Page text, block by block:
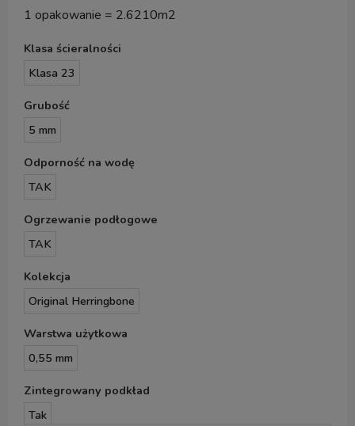
1 opakowanie = 2.6210m2
Klasa ścieralności
Klasa 23
Grubość
5 mm
Odporność na wodę
TAK
Ogrzewanie podłogowe
TAK
Kolekcja
Original Herringbone
Warstwa użytkowa
0,55 mm
Zintegrowany podkład
Tak